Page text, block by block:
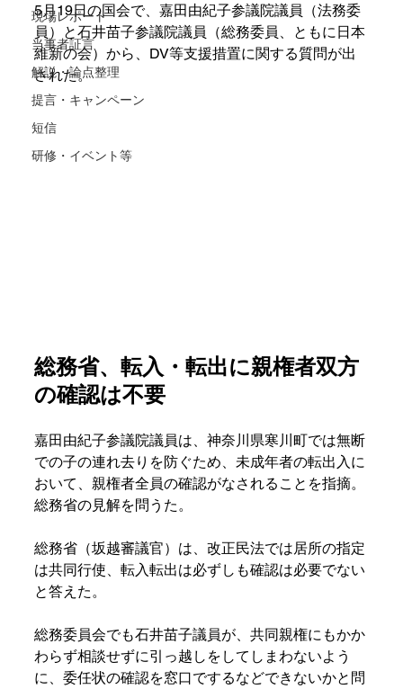
現場レポート
当事者証言
解説・論点整理
提言・キャンペーン
短信
研修・イベント等
5月19日の国会で、嘉田由紀子参議院議員（法務委
員）と石井苗子参議院議員（総務委員、ともに日本
維新の会）から、DV等支援措置に関する質問が出
された。
総務省、転入・転出に親権者双方
の確認は不要
嘉田由紀子参議院議員は、神奈川県寒川町では無断
での子の連れ去りを防ぐため、未成年者の転出入に
おいて、親権者全員の確認がなされることを指摘。
総務省の見解を問うた。
総務省（坂越審議官）は、改正民法では居所の指定
は共同行使、転入転出は必ずしも確認は必要でない
と答えた。
総務委員会でも石井苗子議員が、共同親権にもかか
わらず相談せずに引っ越しをしてしまわないよう
に、委任状の確認を窓口でするなどできないかと問